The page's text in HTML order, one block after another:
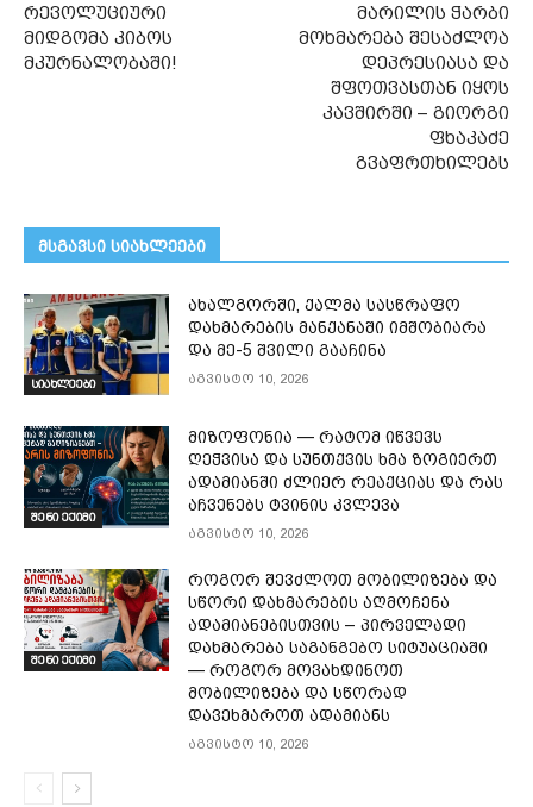
რევოლუციური
მიდგომა კიბოს
მკურნალობაში!
მარილის ჭარბი
მოხმარება შესაძლოა
დეპრესიასა და
შფოთვასთან იყოს
კავშირში – გიორგი
ფხაკაძე
გვაფრთხილებს
მსგავსი სიახლეები
სიახლეები
ახალგორში, ქალმა სასწრაფო
დახმარების მანქანაში იმშობიარა
და მე-5 შვილი გააჩინა
აგვისტო 10, 2026
შენი ექიმი
მიზოფონია — რატომ იწვევს
ღეჭვისა და სუნთქვის ხმა ზოგიერთ
ადამიანში ძლიერ რეაქციას და რას
აჩვენებს ტვინის კვლევა
აგვისტო 10, 2026
შენი ექიმი
როგორ შევძლოთ მობილიზება და
სწორი დახმარების აღმოჩენა
ადამიანებისთვის – პირველადი
დახმარება საგანგებო სიტუაციაში
— როგორ მოვახდინოთ
მობილიზება და სწორად
დავეხმაროთ ადამიანს
აგვისტო 10, 2026